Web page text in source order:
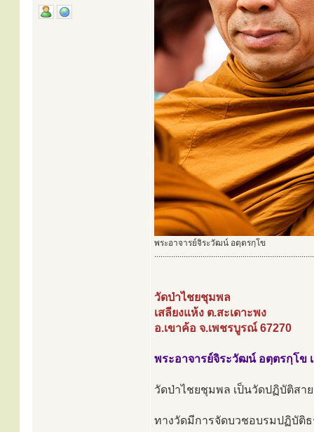
พระอาจารย์จิระวัฒน์ อตฺตรกฺโข
............................................................................
วัดป่าไชยชุมพล
เสลียงแห้ง ต.สะเดาะพง
อ.เขาค้อ จ.เพชรบูรณ์ 67270
พระอาจารย์จิระวัฒน์ อตฺตรกฺโข
วัดป่าไชยชุมพล เป็นวัดปฏิบัติสา
ทางวัดมีการจัดบวชอบรมปฏิบัติธ